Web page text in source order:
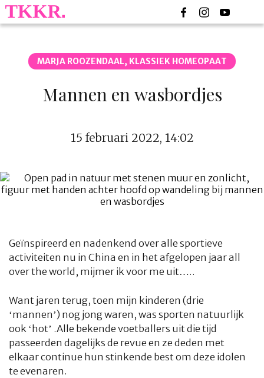
MARJA ROOZENDAAL, KLASSIEK HOMEOPAAT
Mannen en wasbordjes
15 februari 2022, 14:02
Geïnspireerd en nadenkend over alle sportieve
activiteiten nu in China en in het afgelopen jaarall
over the world , mijmer ik voor me uit…..
Want jaren terug, toen mijn kinderen (drie
‘mannen’) nog jong waren, was sporten natuurlijk
ook ‘hot’ .Alle bekende voetballers uit die tijd
passeerden dagelijks de revue en ze deden met
elkaar continue hun stinkende best om deze idolen
te evenaren.